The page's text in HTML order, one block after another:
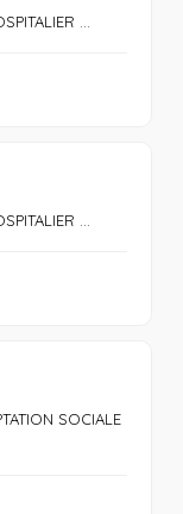
...
...
SOCIALE